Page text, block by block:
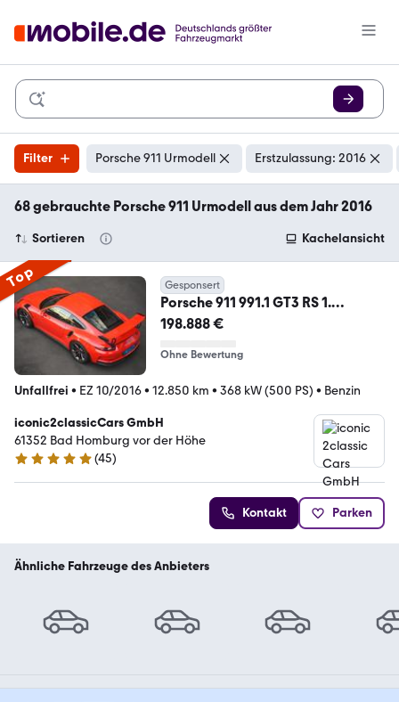
Filter Porsche 911 Urmodell Erstzulassung: 2016
68 gebrauchte Porsche 911 Urmodell aus dem Jahr 2016
Sortieren Kachelansicht
Top Gesponsert
Porsche 911 991.1 GT3 RS 1.
HAND/LIFT/SPORT-CHRONO-P
198.888 €
Ohne Bewertung
Unfallfrei • EZ 10/2016• 12.850 km • 368 kW (500 PS) • Benzin
iconic2classicCars GmbH
61352 Bad Homburg vor der Höhe
5 Sterne
(45)
Kontakt Parken
Ähnliche Fahrzeuge des Anbieters